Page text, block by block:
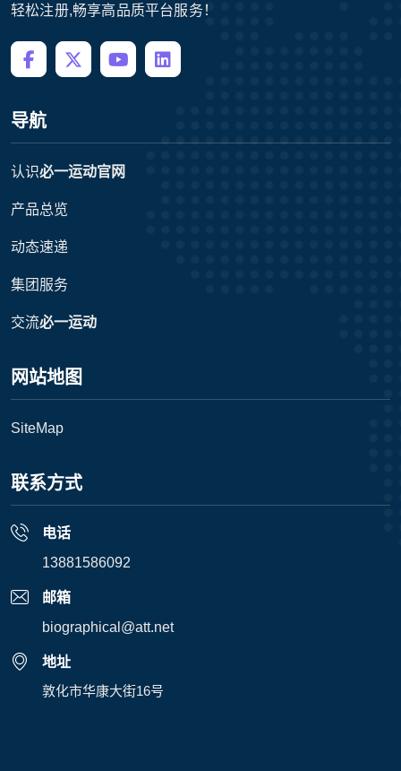
轻松注册,畅享高品质平台服务！
导航
认识必一运动官网
产品总览
动态速递
集团服务
交流必一运动
网站地图
SiteMap
联系方式
电话
13881586092
邮箱
biographical@att.net
地址
敦化市华康大街16号